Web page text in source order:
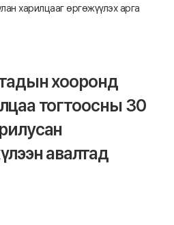
харилцааг өргөжүүлэх арга
хооронд
тогтоосны 30
авалтад